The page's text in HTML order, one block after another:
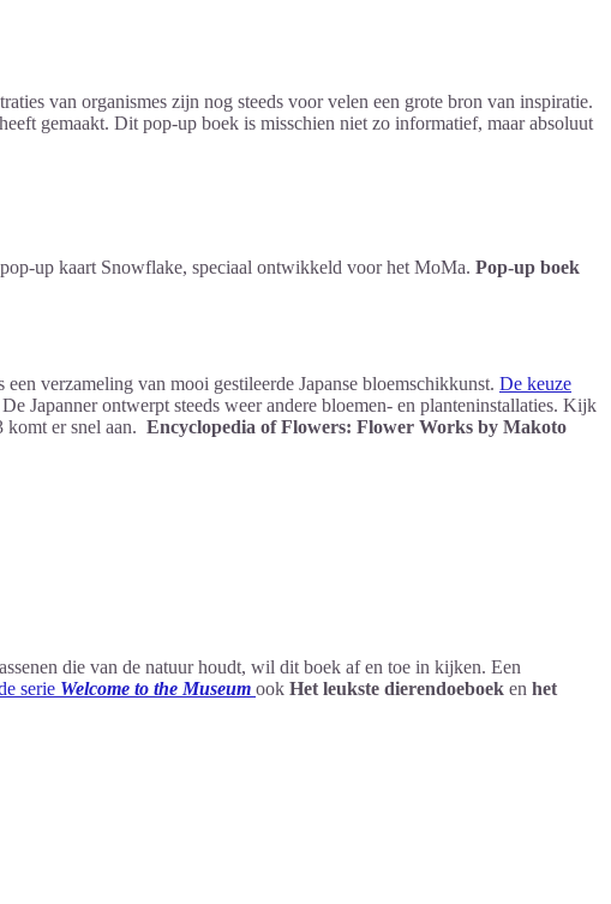
van organismes zijn nog steeds voor velen een grote bron van inspiratie.
gemaakt. Dit pop-up boek is misschien niet zo informatief, maar absoluut
up kaart Snowflake, speciaal ontwikkeld voor het MoMa. Pop-up boek
verzameling van mooi gestileerde Japanse bloemschikkunst. De keuze
Japanner ontwerpt steeds weer andere bloemen- en planteninstallaties. Kijk
er snel aan. Encyclopedia of Flowers: Flower Works by Makoto
die van de natuur houdt, wil dit boek af en toe in kijken. Een
serie Welcome to the Museum ook Het leukste dierendoeboek en het